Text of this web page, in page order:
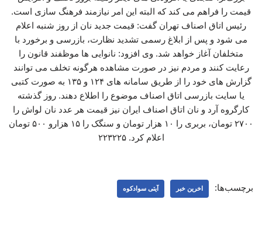
قیمت را فراهم می‌ کند که البته این امر نیازمند فرهنگ‌ سازی است.
رئیس اتاق اصناف تهران گفت: قیمت جدید نان از روز شنبه اعلام
می‌ شود و پس از ابلاغ رسمی تشدید نظارت، بازرسی و برخورد با
متخلفان آغاز خواهد شد. وی افزود: نانوایی‌ ها موظفند قانون را
رعایت کنند و مردم نیز در صورت مشاهده هرگونه تخلف می‌ توانند
گزارش های خود را از طریق سامانه‌ های ۱۲۴ و ۱۳۵ به صورت کتبی
یا سایت بازرسی اتاق اصناف موضوع را اطلاع دهند. روز گذشته
کارگروه آرد و نان اتاق اصناف ایران نیز قیمت هر عدد نان لواش را
۲۷۰۰ تومان، بربری را ۱۰ هزار تومان و سنگک را ۱۵ هزارو ۵۰۰ تومان
اعلام کرد. ۲۲۳۲۲۵
برچسب‌ها: اخرین خبر آیتی سوادکوه